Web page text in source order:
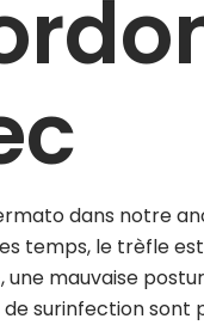
dans notre
temps, le trèfle
une mauvaise
surinfection